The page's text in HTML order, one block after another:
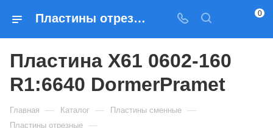
Пластины отрезные Пластина X61 0602-160 R1:6640 DormerPramet — купить по выгодным ценам в Москве 0
Пластина X61 0602-160
R1:6640 DormerPramet
Главная — Каталог — Пластины сменные —
Пластины отрезные —